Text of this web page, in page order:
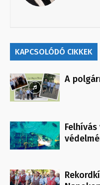
KAPCSOLÓDÓ CIKKEK
A